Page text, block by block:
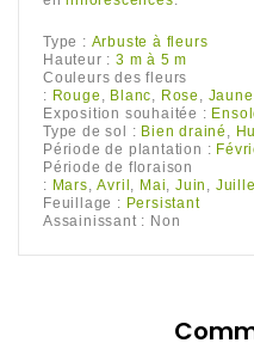
Type : Arbuste à fleurs
Hauteur : 3 m à 5 m
Couleurs des fleurs
: Rouge , Blanc, Rose , Jaune
Exposition souhaitée :
Type de sol : Bien drainé ,
Période de plantation :
Période de floraison
: Mars,Avril , Mai,Juin ,
Feuillage : Persistant
Assainissant : Non